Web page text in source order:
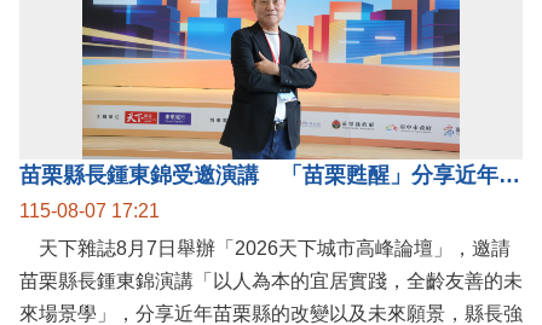
苗栗縣長鍾東錦受邀演講 「苗栗甦醒」分享近年轉變
115-08-07 17:21
天下雜誌8月7日舉辦「2026天下城市高峰論壇」，邀請
苗栗縣長鍾東錦演講「以人為本的宜居實踐，全齡友善的未
來場景學」，分享近年苗栗縣的改變以及未來願景，縣長強